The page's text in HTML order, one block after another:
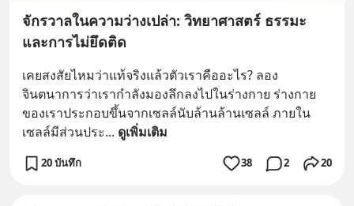
จักรวาลในความว่างเปล่า: วิทยาศาสตร์ ธรรมะ
และการไม่ยึดติด
เคยสงสัยไหมว่าแท้จริงแล้วตัวเราคืออะไร? ลอง
จินตนาการว่าเรากำลังมองลึกลงไปในร่างกาย ร่างกาย
ของเราประกอบขึ้นจากเซลล์นับล้านล้านเซลล์ ภายใน
เซลล์มีส่วนประ... ดูเพิ่มเติม
20 บันทึก 38 2 20